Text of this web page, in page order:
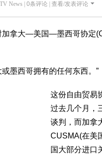
News | 0条评论 | 查看/发表评论
加拿大—美国—墨西哥协定
墨西哥拥有的任何东西。”
这份自由贸易
过去几个月，
谈判，而加拿
CUSMA(在美
国大部分进口